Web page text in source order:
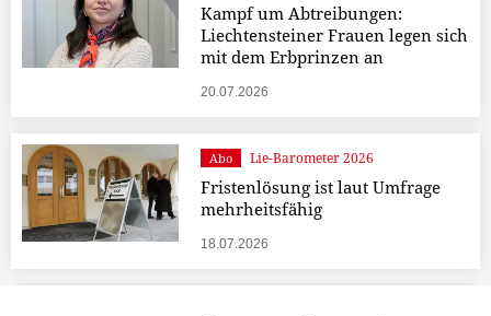
Kampf um Abtreibungen:
Liechtensteiner Frauen legen sich
mit dem Erbprinzen an
20.07.2026
Abo Lie-Barometer 2026
Fristenlösung ist laut Umfrage
mehrheitsfähig
18.07.2026